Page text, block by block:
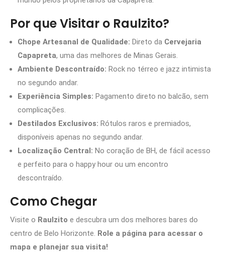
Por que Visitar o Raulzito?
Chope Artesanal de Qualidade: Direto da Cervejaria
Capapreta, uma das melhores de Minas Gerais.
Ambiente Descontraído: Rock no térreo e jazz intimista
no segundo andar.
Experiência Simples: Pagamento direto no balcão, sem
complicações.
Destilados Exclusivos: Rótulos raros e premiados,
disponíveis apenas no segundo andar.
Localização Central: No coração de BH, de fácil acesso
e perfeito para o happy hour ou um encontro
descontraído.
Como Chegar
Visite o Raulzito e descubra um dos melhores bares do
centro de Belo Horizonte. Role a página para acessar o
mapa e planejar sua visita!